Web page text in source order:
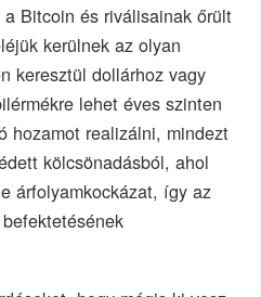
Bitcoin és riválisainak őrült
kerülnek az olyan
keresztül dollárhoz vagy
lehet éves szinten
hozamot realizálni, mindezt
kölcsönadásból, ahol
árfolyamkockázat, így az